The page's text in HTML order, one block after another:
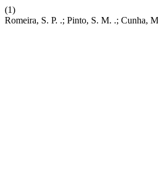
(1)
Romeira, S. P. .; Pinto, S. M. .;